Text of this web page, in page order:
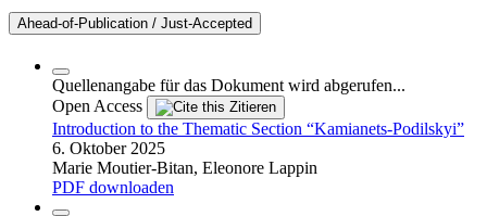
Ahead-of-Publication / Just-Accepted
Quellenangabe für das Dokument wird abgerufen...
Open Access
Zitieren
Introduction to the Thematic Section “Kamianets-Podilskyi”
6. Oktober 2025
Marie Moutier-Bitan, Eleonore Lappin
PDF downloaden